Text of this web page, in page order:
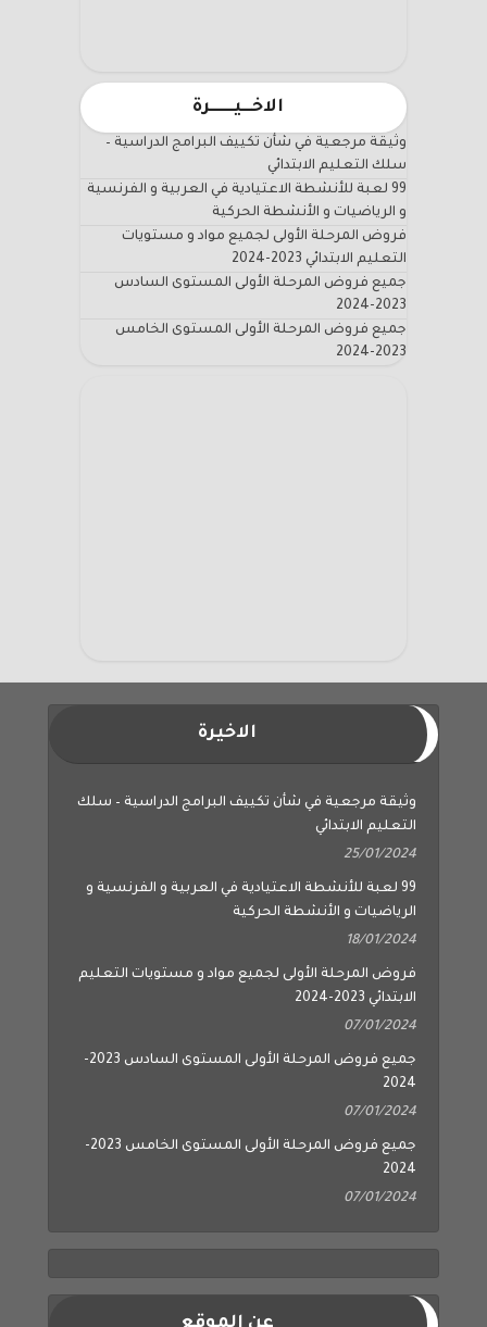
الاخـــيـــــــرة
وثيقة مرجعية في شأن تكييف البرامج الدراسية –
سلك التعليم الابتدائي
99 لعبة للأنشطة الاعتيادية في العربية و الفرنسية
و الرياضيات و الأنشطة الحركية
فروض المرحلة الأولى لجميع مواد و مستويات
التعليم الابتدائي 2023-2024
جميع فروض المرحلة الأولى المستوى السادس
2023-2024
جميع فروض المرحلة الأولى المستوى الخامس
2023-2024
الاخيرة
وثيقة مرجعية في شأن تكييف البرامج الدراسية – سلك
التعليم الابتدائي
25/01/2024
99 لعبة للأنشطة الاعتيادية في العربية و الفرنسية و
الرياضيات و الأنشطة الحركية
18/01/2024
فروض المرحلة الأولى لجميع مواد و مستويات التعليم
الابتدائي 2023-2024
07/01/2024
جميع فروض المرحلة الأولى المستوى السادس 2023-
2024
07/01/2024
جميع فروض المرحلة الأولى المستوى الخامس 2023-
2024
07/01/2024